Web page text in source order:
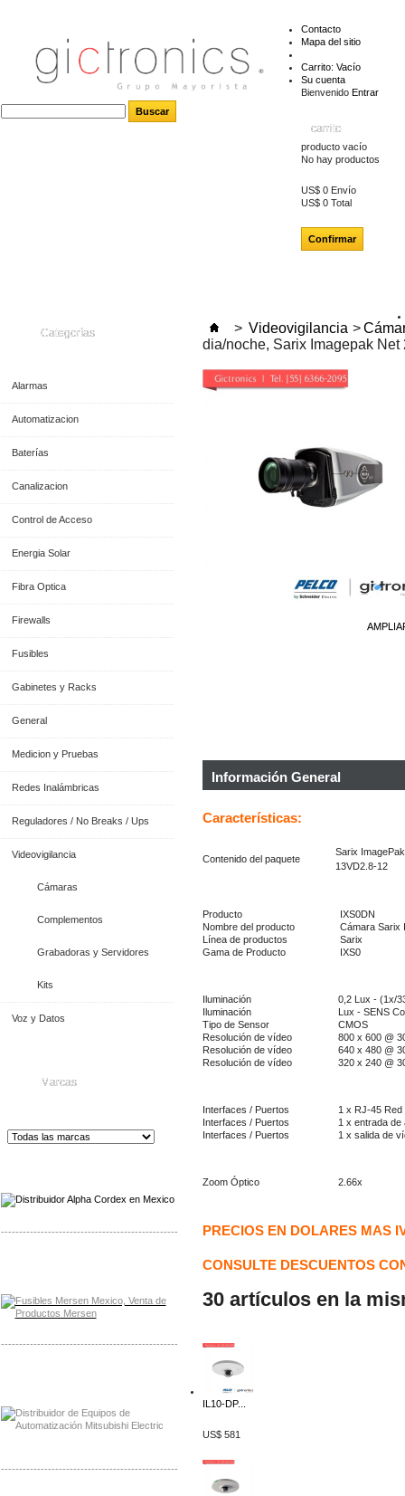
Contacto
Mapa del sitio
Carrito: Vacío
Su cuenta
Bienvenido Entrar
carrito
producto vacío
No hay productos
US$ 0 Envío
US$ 0 Total
Confirmar
Categorías
Alarmas
Automatizacion
Baterías
Canalizacion
Control de Acceso
Energia Solar
Fibra Optica
Firewalls
Fusibles
Gabinetes y Racks
General
Medicion y Pruebas
Redes Inalámbricas
Reguladores / No Breaks / Ups
Videovigilancia
Cámaras
Complementos
Grabadoras y Servidores
Kits
Voz y Datos
Marcas
-------------------------------------------------
-------------------------------------------------
-------------------------------------------------
> Videovigilancia >
dia/noche, Sarix Imagepak Net
Información General
Características:
Contenido del paquete
Sarix
13VD2.8-12
Producto
IXS0DN
Nombre del producto
Cámara Sarix
Línea de productos
Sarix
Gama de Producto
IXS0
Iluminación 0,2 Lux - (1x/
Iluminación
Lux - SENS
Tipo de Sensor
CMOS
Resolución de vídeo
800 x 600 @
Resolución de vídeo
640 x 480 @
Resolución de vídeo
320 x 240 @
Interfaces / Puertos
1 x RJ-45 Red
Interfaces / Puertos
1 x entrada de
Interfaces / Puertos
1 x salida de
Zoom Óptico 2.66x
PRECIOS EN DOLARES MAS
CONSULTE DESCUENTOS
30 artículos en la
IL10-DP...
US$ 581